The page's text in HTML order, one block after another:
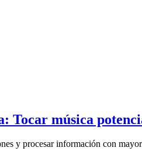
Tocar música
y procesar información con